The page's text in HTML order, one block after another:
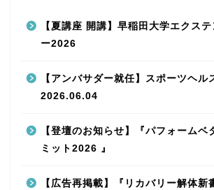
【夏講座 開講】早稲田大学エクス
ー2026
【アンバサダー就任】スポーツヘル
2026.06.04
【登壇のお知らせ】『パフォームベ
ミット2026 』
【広告再掲載】『リカバリー解体新